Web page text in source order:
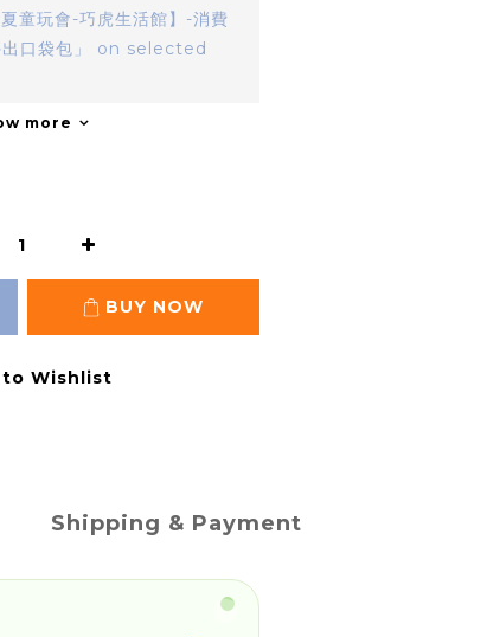
夏童玩會-巧虎生活館】-消費
口袋包」 on selected
more
BUY NOW
to Wishlist
Shipping & Payment